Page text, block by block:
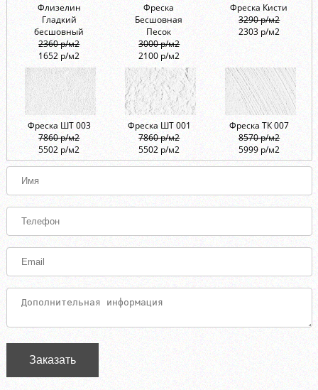
Флизелин
Гладкий
бесшовный
2360 р/м2
1652 р/м2
Фреска
Бесшовная
Песок
3000 р/м2
2100 р/м2
Фреска Кисти
3290 р/м2
2303 р/м2
Фреска ШТ 003
7860 р/м2
5502 р/м2
Фреска ШТ 001
7860 р/м2
5502 р/м2
Фреска ТК 007
8570 р/м2
5999 р/м2
Заказать